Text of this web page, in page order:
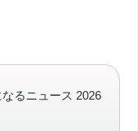
るニュース 2026